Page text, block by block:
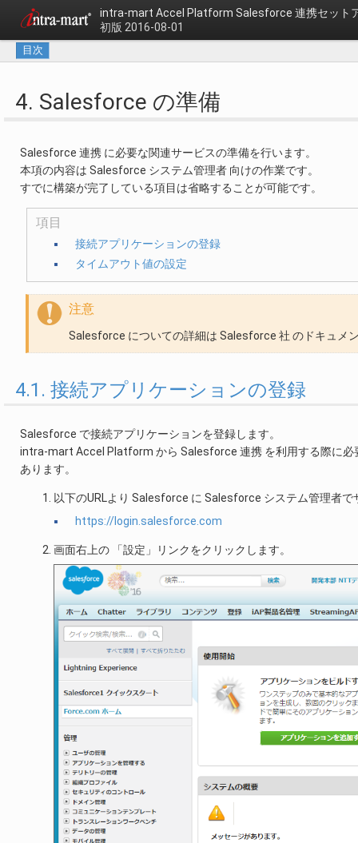
intra-mart Accel Platform Salesforce 連携セット
初版 2016-08-01
目次
4. Salesforce の準備
Salesforce 連携 に必要な関連サービスの準備を行います。
本項の内容は Salesforce システム管理者 向けの作業です。
すでに構築が完了している項目は省略することが可能です。
項目
接続アプリケーションの登録
タイムアウト値の設定
注意
Salesforce についての詳細は Salesforce 社 のドキュメ
4.1. 接続アプリケーションの登録
Salesforce で接続アプリケーションを登録します。
intra-mart Accel Platform から Salesforce 連携 を利用する際に必
あります。
以下のURLより Salesforce に Salesforce システム管理者で
https://login.salesforce.com
画面右上の 「設定」リンクをクリックします。